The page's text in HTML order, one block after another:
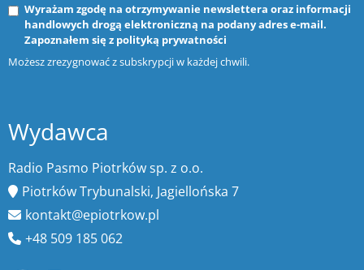
Wyrażam zgodę na otrzymywanie newslettera oraz informacji
handlowych drogą elektroniczną na podany adres e-mail.
Zapoznałem się z polityką prywatności
Możesz zrezygnować z subskrypcji w każdej chwili.
Wydawca
Radio Pasmo Piotrków sp. z o.o.
Piotrków Trybunalski, Jagiellońska 7
kontakt@epiotrkow.pl
+48 509 185 062